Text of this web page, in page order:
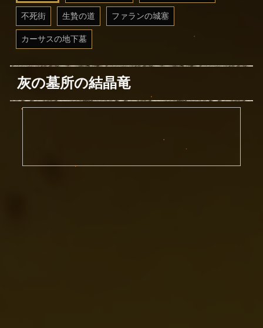
不死街 生贄の道 ファランの城塞
カーサスの地下墓
灰の墓所の結晶竜